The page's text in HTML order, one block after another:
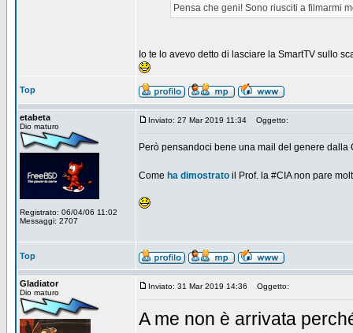
Pensa che geni! Sono riusciti a filmarmi
Io te lo avevo detto di lasciare la SmartTV sullo
Top
etabeta
Dio maturo
Registrato: 06/04/06 11:02
Messaggi: 2707
Inviato: 27 Mar 2019 11:34 Oggetto:
Però pensandoci bene una mail del genere
Come ha dimostrato il Prof. la #CIA non pare
Top
Gladiator
Dio maturo
Inviato: 31 Mar 2019 14:36 Oggetto:
A me non è arrivata